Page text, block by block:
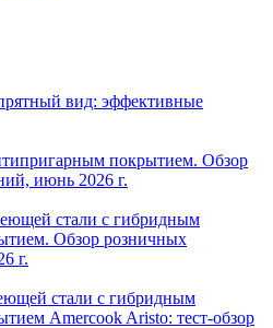
вид: эффективные
покрытием. Обзор
июнь 2026 г.
стали с гибридным
Обзор розничных
г.
стали с гибридным
Amercook Aristo: тест-обзор